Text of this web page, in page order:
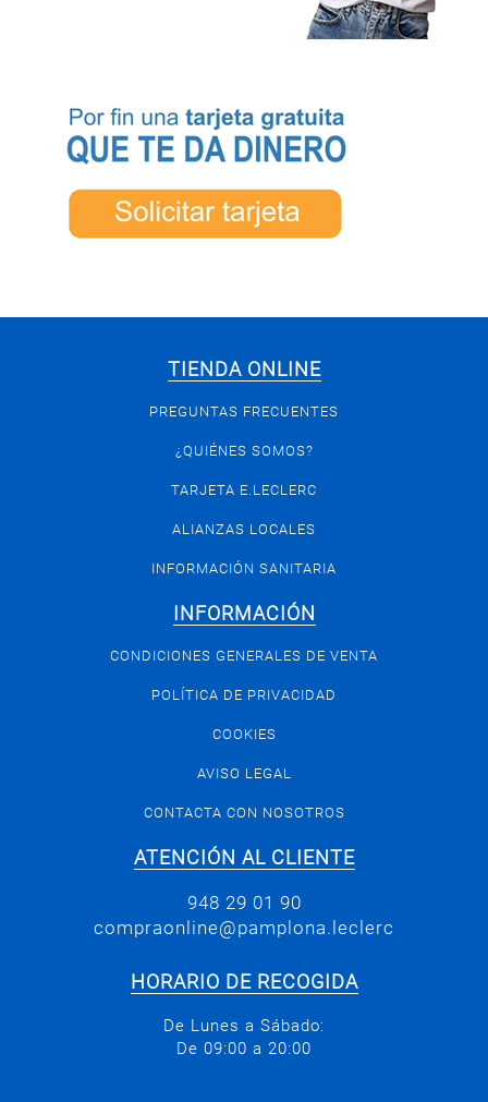
TIENDA ONLINE
PREGUNTAS FRECUENTES
¿QUIÉNES SOMOS?
TARJETA E.LECLERC
ALIANZAS LOCALES
INFORMACIÓN SANITARIA
INFORMACIÓN
CONDICIONES GENERALES DE VENTA
POLÍTICA DE PRIVACIDAD
COOKIES
AVISO LEGAL
CONTACTA CON NOSOTROS
ATENCIÓN AL CLIENTE
948 29 01 90
compraonline@pamplona.leclerc
HORARIO DE RECOGIDA
De Lunes a Sábado:
De 09:00 a 20:00